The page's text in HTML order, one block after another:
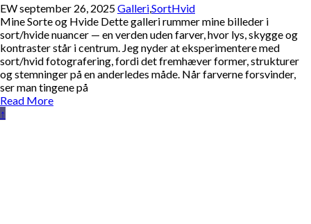
EWseptember 26, 2025GalleriSortHvid
Mine Sorte og Hvide Dette galleri rummer mine billeder i
sort/hvide nuancer — en verden uden farver, hvor lys, skygge og
kontraster står i centrum. Jeg nyder at eksperimentere med
sort/hvid fotografering, fordi det fremhæver former, strukturer
og stemninger på en anderledes måde. Når farverne forsvinder,
ser man tingene på
Read More
↑